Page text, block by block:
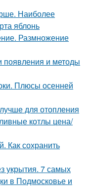
Наиболее
яблонь
Размножение
появления и методы
Плюсы осенней
для отопления
котлы цена/
Как сохранить
укрытия. 7 самых
в Подмосковье и